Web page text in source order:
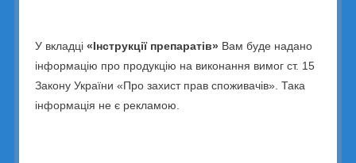
ПРОГІНОВА
ІНОФОЛІК КОМБІ*
ІНОФОЛІК СОФТГЕЛЬ*
У вкладці «Інструкції препаратів» Вам буде надано
інформацію про продукцію на виконання вимог ст. 15
Закону України «Про захист прав споживачів». Така
інформація не є рекламою.